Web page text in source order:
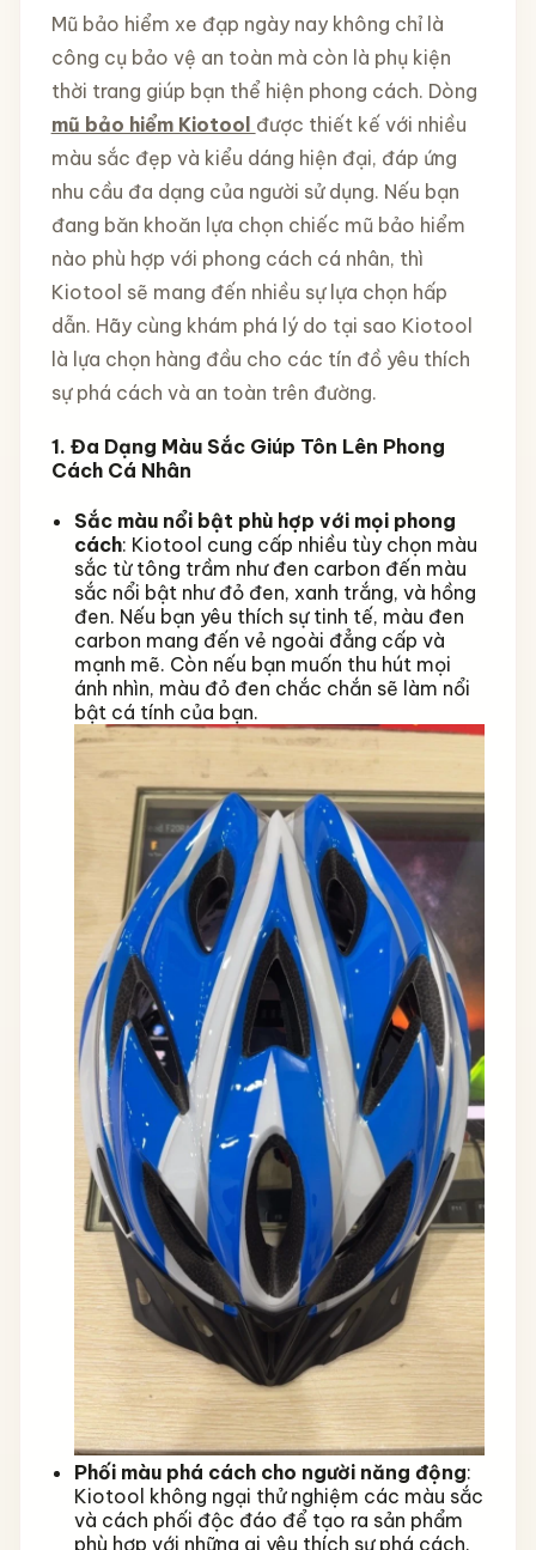
Mũ bảo hiểm xe đạp ngày nay không chỉ là
công cụ bảo vệ an toàn mà còn là phụ kiện
thời trang giúp bạn thể hiện phong cách. Dòng
mũ bảo hiểm Kiotool được thiết kế với nhiều
màu sắc đẹp và kiểu dáng hiện đại, đáp ứng
nhu cầu đa dạng của người sử dụng. Nếu bạn
đang băn khoăn lựa chọn chiếc mũ bảo hiểm
nào phù hợp với phong cách cá nhân, thì
Kiotool sẽ mang đến nhiều sự lựa chọn hấp
dẫn. Hãy cùng khám phá lý do tại sao Kiotool
là lựa chọn hàng đầu cho các tín đồ yêu thích
sự phá cách và an toàn trên đường.
1. Đa Dạng Màu Sắc Giúp Tôn Lên Phong
Cách Cá Nhân
Sắc màu nổi bật phù hợp với mọi phong
cách: Kiotool cung cấp nhiều tùy chọn màu
sắc từ tông trầm như đen carbon đến màu
sắc nổi bật như đỏ đen, xanh trắng, và hồng
đen. Nếu bạn yêu thích sự tinh tế, màu đen
carbon mang đến vẻ ngoài đẳng cấp và
mạnh mẽ. Còn nếu bạn muốn thu hút mọi
ánh nhìn, màu đỏ đen chắc chắn sẽ làm nổi
bật cá tính của bạn.
Phối màu phá cách cho người năng động:
Kiotool không ngại thử nghiệm các màu sắc
và cách phối độc đáo để tạo ra sản phẩm
phù hợp với những ai yêu thích sự phá cách.